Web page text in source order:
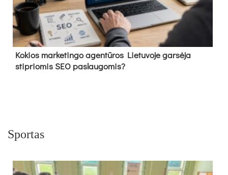
Kokios marketingo agentūros Lietuvoje garsėja
stipriomis SEO paslaugomis?
Sportas